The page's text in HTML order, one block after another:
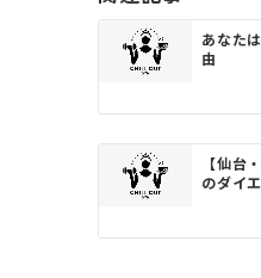
ー
あなた
由
【仙台
のダイ